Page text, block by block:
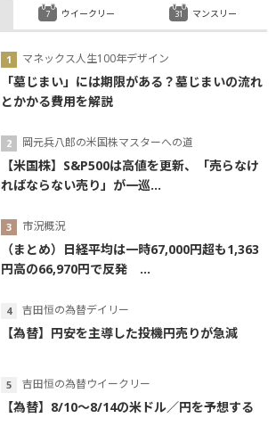
マネックス人生100年デザイン
「墓じまい」には期限がある？墓じまいの流れ
とかかる費用を解説
岡元兵八郎の米国株マスターへの道
【米国株】S&P500は高値を更新、「売らなけ
ればならない売り」が一巡...
市況概況
（まとめ）日経平均は一時67,000円超も1,363
円高の66,970円で反発 ...
吉田恒の為替デイリー
【為替】円安を主導した投機円売りが急減
吉田恒の為替ウイークリー
【為替】8/10～8/14の米ドル／円を予想する
ウイークリー マンスリー